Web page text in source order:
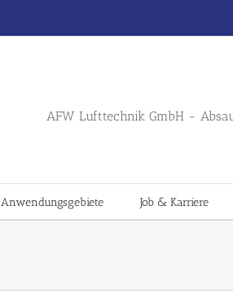
AFW Lufttechnik GmbH -
Anwendungsgebiete Job & Karriere